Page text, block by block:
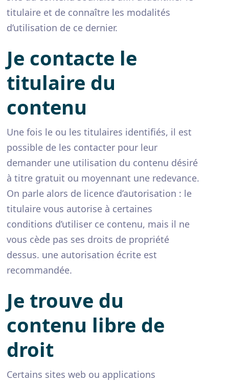
titulaire et de connaître les modalités
d’utilisation de ce dernier.
Je contacte le
titulaire du
contenu
Une fois le ou les titulaires identifiés, il est
possible de les contacter pour leur
demander une utilisation du contenu désiré
à titre gratuit ou moyennant une redevance.
On parle alors de licence d’autorisation : le
titulaire vous autorise à certaines
conditions d’utiliser ce contenu, mais il ne
vous cède pas ses droits de propriété
dessus. une autorisation écrite est
recommandée.
Je trouve du
contenu libre de
droit
Certains sites web ou applications